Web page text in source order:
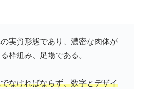
実質形態であり、濃密な肉体が
枠組み、足場である。
なければならず、数字とデザイ